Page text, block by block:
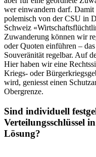
wer einwandern darf.
polemisch von der CSU in
Schweiz
Zuwanderung können wir
oder Quoten einführen –
Souveränität regelbar. Auf
Hier haben wir eine
Kriegs- oder
wird, geniesst einen
Obergrenze.
Sind individuell
Verteilungsschlüssel
Lösung?